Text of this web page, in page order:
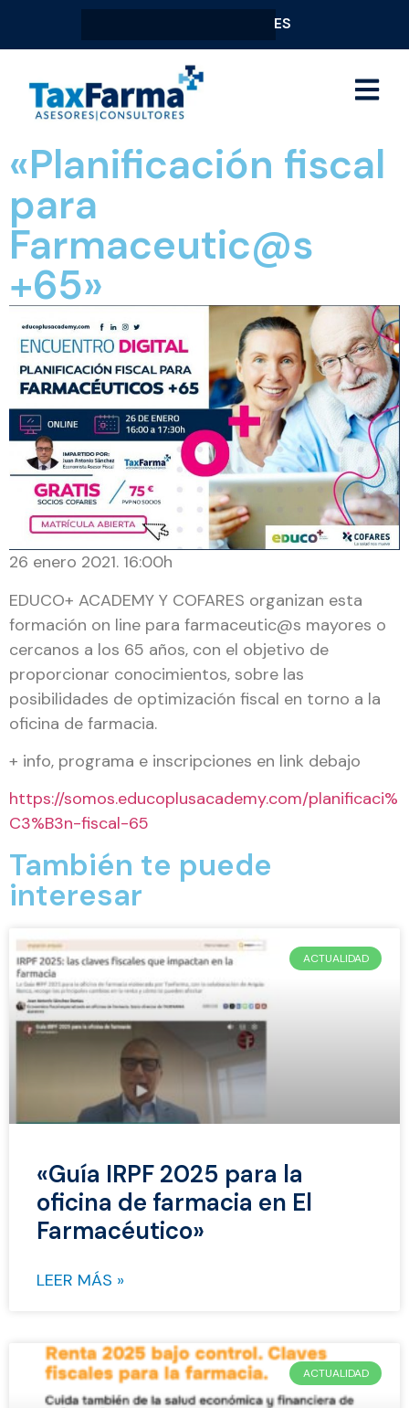
ES
«Planificación fiscal
para
Farmaceutic@s
+65»
26 enero 2021. 16:00h
EDUCO+ ACADEMY Y COFARES organizan esta
formación on line para farmaceutic@s mayores o
cercanos a los 65 años, con el objetivo de
proporcionar conocimientos, sobre las
posibilidades de optimización fiscal en torno a la
oficina de farmacia.
+ info, programa e inscripciones en link debajo
https://somos.educoplusacademy.com/planificaci%
C3%B3n-fiscal-65
También te puede
interesar
ACTUALIDAD
«Guía IRPF 2025 para la
oficina de farmacia en El
Farmacéutico»
LEER MÁS »
ACTUALIDAD